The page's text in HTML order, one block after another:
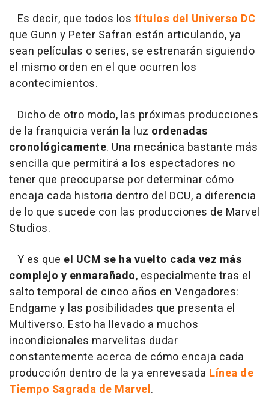
Es decir, que todos los títulos del Universo DC
que Gunn y Peter Safran están articulando, ya
sean películas o series, se estrenarán siguiendo
el mismo orden en el que ocurren los
acontecimientos.
Dicho de otro modo, las próximas producciones
de la franquicia verán la luz ordenadas
cronológicamente. Una mecánica bastante más
sencilla que permitirá a los espectadores no
tener que preocuparse por determinar cómo
encaja cada historia dentro del DCU, a diferencia
de lo que sucede con las producciones de Marvel
Studios.
Y es que el UCM se ha vuelto cada vez más
complejo y enmarañado, especialmente tras el
salto temporal de cinco años en Vengadores:
Endgame y las posibilidades que presenta el
Multiverso. Esto ha llevado a muchos
incondicionales marvelitas dudar
constantemente acerca de cómo encaja cada
producción dentro de la ya enrevesada Línea de
Tiempo Sagrada de Marvel.